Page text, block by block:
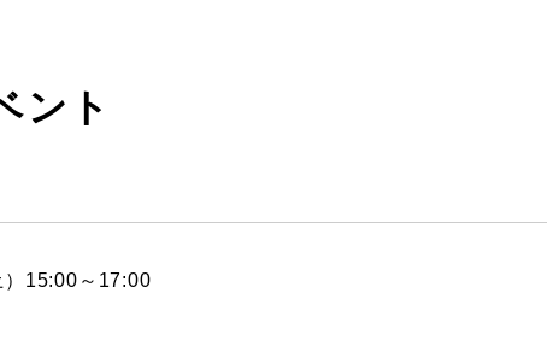
ント
15:00～17:00